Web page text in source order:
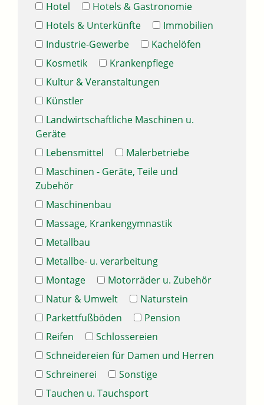
Hotel
Hotels & Gastronomie
Hotels & Unterkünfte
Immobilien
Industrie-Gewerbe
Kachelöfen
Kosmetik
Krankenpflege
Kultur & Veranstaltungen
Künstler
Landwirtschaftliche Maschinen u.
Geräte
Lebensmittel
Malerbetriebe
Maschinen - Geräte, Teile und
Zubehör
Maschinenbau
Massage, Krankengymnastik
Metallbau
Metallbe- u. verarbeitung
Montage
Motorräder u. Zubehör
Natur & Umwelt
Naturstein
Parkettfußböden
Pension
Reifen
Schlossereien
Schneidereien für Damen und Herren
Schreinerei
Sonstige
Tauchen u. Tauchsport